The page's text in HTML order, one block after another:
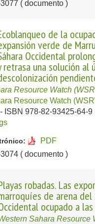
( documento )
de la
verde de
Occidental
retrasa una solución al
Resource Watch
Resource Watch
ISBN 978-82-93425-64-9
PDF
( documento )
robadas. Las
de arena del
ocupado a
Sahara Resource